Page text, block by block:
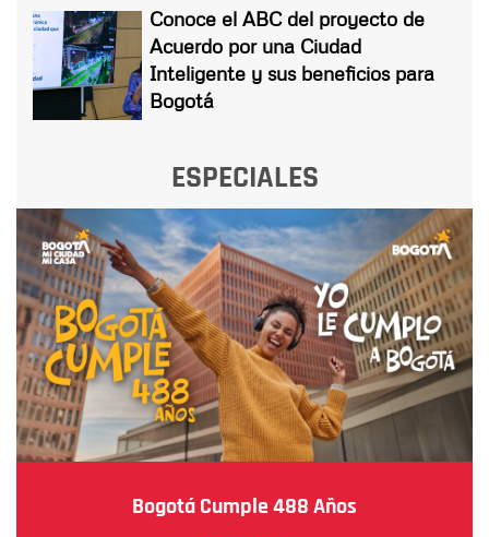
Conoce el ABC del proyecto de
Acuerdo por una Ciudad
Inteligente y sus beneficios para
Bogotá
ESPECIALES
Bogotá Cumple 488 Años